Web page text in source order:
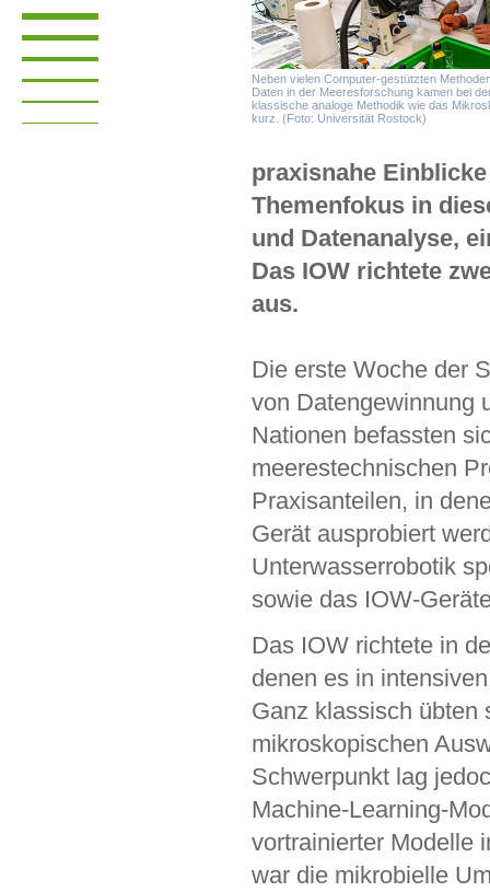
Neben vielen Computer-gestützten
Daten in der Meeresforschung kamen bei
klassische analoge Methodik wie das
kurz. (Foto: Universität Rostock)
praxisnahe
Themenfokus in
und Datenanalyse,
Das IOW richtete
aus.
Die erste Woche der
von Datengewinnung
Nationen befassten
meerestechnischen
Praxisanteilen, in
Gerät ausprobiert
Unterwasserrobotik
sowie das IOW-
Das IOW richtete in
denen es in
Ganz klassisch übten
mikroskopischen
Schwerpunkt lag
Machine-Learning-
vortrainierter Modelle
war die mikrobielle